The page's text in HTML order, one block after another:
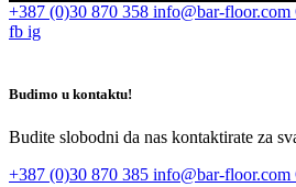
+387 (0)30 870 358 info@bar-floor.com
fb ig
Budimo u kontaktu!
Budite slobodni da nas kontaktirate za
+387 (0)30 870 385 info@bar-floor.com